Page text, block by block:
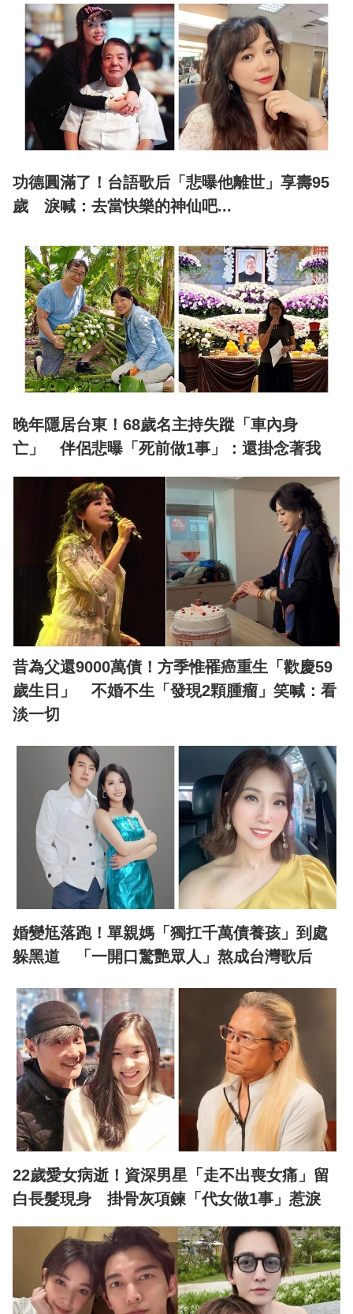
功德圓滿了！台語歌后「悲曝他離世」享壽95
歲 淚喊：去當快樂的神仙吧...
晚年隱居台東！68歲名主持失蹤「車內身
亡」 伴侶悲曝「死前做1事」：還掛念著我
昔為父還9000萬債！方季惟罹癌重生「歡慶59
歲生日」 不婚不生「發現2顆腫瘤」笑喊：看
淡一切
婚變尪落跑！單親媽「獨扛千萬債養孩」到處
躲黑道 「一開口驚艷眾人」熬成台灣歌后
22歲愛女病逝！資深男星「走不出喪女痛」留
白長髮現身 掛骨灰項鍊「代女做1事」惹淚